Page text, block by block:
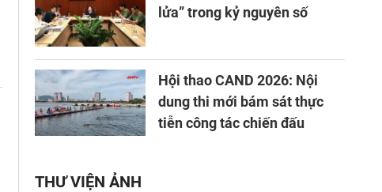
lửa” trong kỷ nguyên số
Hội thao CAND 2026: Nội
dung thi mới bám sát thực
tiễn công tác chiến đấu
THƯ VIỆN ẢNH